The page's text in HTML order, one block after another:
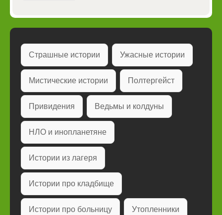
Страшные истории Ужасные истории
Мистические истории Полтергейст
Привидения Ведьмы и колдуны
НЛО и инопланетяне
Истории из лагеря
Истории про кладбище
Истории про больницу Утопленники